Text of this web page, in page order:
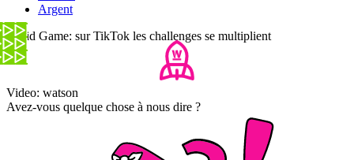
Argent
Squid Game: sur TikTok les challenges se multiplient
Video: watson
Avez-vous quelque chose à nous dire ?